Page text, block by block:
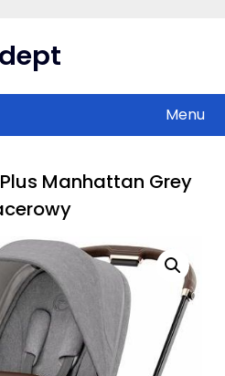
Menu
Manhattan Grey